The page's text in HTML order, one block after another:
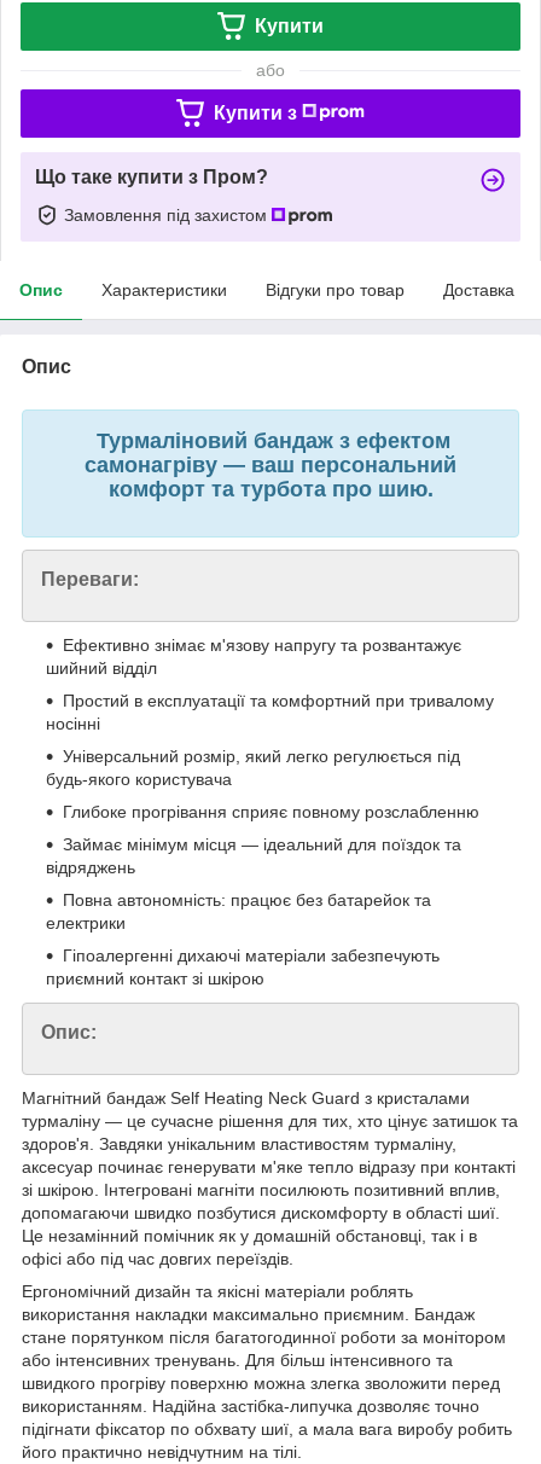
Купити
або
Купити з
Що таке купити з Пром?
Замовлення під захистом
Опис Характеристики Відгуки про товар Доставка
Опис
Турмаліновий бандаж з ефектом
самонагріву — ваш персональний
комфорт та турбота про шию.
Переваги:
Ефективно знімає м'язову напругу та розвантажує
шийний відділ
Простий в експлуатації та комфортний при тривалому
носінні
Універсальний розмір, який легко регулюється під
будь-якого користувача
Глибоке прогрівання сприяє повному розслабленню
Займає мінімум місця — ідеальний для поїздок та
відряджень
Повна автономність: працює без батарейок та
електрики
Гіпоалергенні дихаючі матеріали забезпечують
приємний контакт зі шкірою
Опис:
Магнітний бандаж Self Heating Neck Guard з кристалами
турмаліну — це сучасне рішення для тих, хто цінує затишок та
здоров'я. Завдяки унікальним властивостям турмаліну,
аксесуар починає генерувати м'яке тепло відразу при контакті
зі шкірою. Інтегровані магніти посилюють позитивний вплив,
допомагаючи швидко позбутися дискомфорту в області шиї.
Це незамінний помічник як у домашній обстановці, так і в
офісі або під час довгих переїздів.
Ергономічний дизайн та якісні матеріали роблять
використання накладки максимально приємним. Бандаж
стане порятунком після багатогодинної роботи за монітором
або інтенсивних тренувань. Для більш інтенсивного та
швидкого прогріву поверхню можна злегка зволожити перед
використанням. Надійна застібка-липучка дозволяє точно
підігнати фіксатор по обхвату шиї, а мала вага виробу робить
його практично невідчутним на тілі.